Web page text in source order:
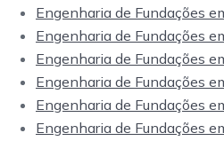
Engenharia de Fundações
Engenharia de Fundações
Engenharia de Fundações
Engenharia de Fundações
Engenharia de Fundações
Engenharia de Fundações